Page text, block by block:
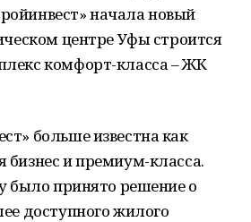
начала новый
центре Уфы строится
комфорт-класса – ЖК
больше известна как
бизнес и премиум-класса.
было принято решение о
доступного жилого